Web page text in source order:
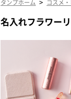
タンプホーム > コスメ
名入れフラワー